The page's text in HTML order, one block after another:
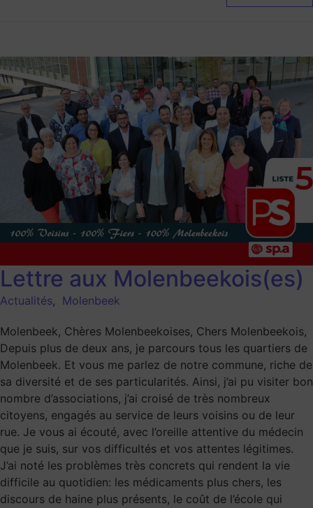
Lettre aux Molenbeekois(es)
Actualités, Molenbeek
Molenbeek, Chères Molenbeekoises, Chers Molenbeekois,
Depuis plus de deux ans, je parcours tous les quartiers de
Molenbeek. Et vous me parlez de notre commune, riche de
sa diversité et de ses particularités. Ainsi, j’ai pu visiter bon
nombre d’associations, j’ai croisé de très nombreux
citoyens, engagés au service de leurs voisins ou de leur
rue. Je vous ai écouté, avec l’oreille attentive du médecin
que je suis, sur vos difficultés et vos attentes légitimes.
J’ai noté les problèmes très concrets qui rendent la vie
difficile au quotidien: les médicaments plus chers, les
discours de haine plus présents, le coût de l’école qui